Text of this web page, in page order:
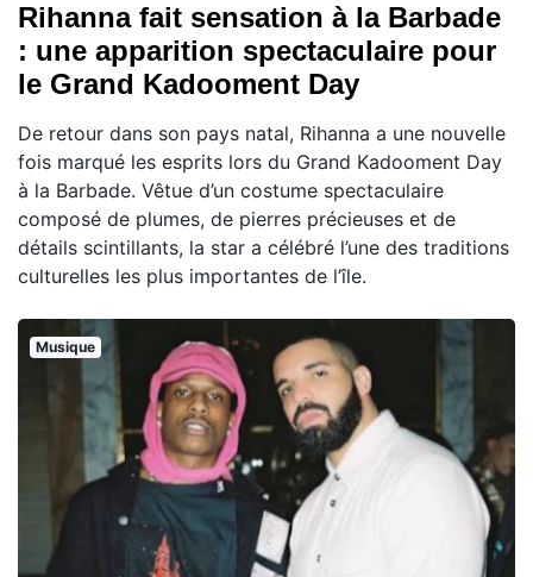
Rihanna fait sensation à la Barbade
: une apparition spectaculaire pour
le Grand Kadooment Day
De retour dans son pays natal, Rihanna a une nouvelle
fois marqué les esprits lors du Grand Kadooment Day
à la Barbade. Vêtue d’un costume spectaculaire
composé de plumes, de pierres précieuses et de
détails scintillants, la star a célébré l’une des traditions
culturelles les plus importantes de l’île.
Musique